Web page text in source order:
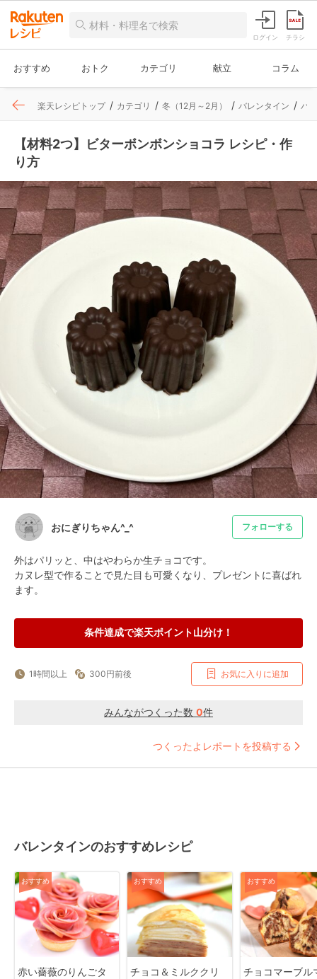
ログイン チラシ
おすすめ おトク カテゴリ 献立 コラム
楽天レシピトップ カテゴリ 冬（12月～2月） バレンタイン バ
【材料2つ】ビターボンボンショコラ レシピ・作
り方
おにぎりちゃん^_^ フォローする
外はパリッと、中はやわらか生チョコです。
カヌレ型で作ることで見た目も可愛くなり、プレゼントに喜ばれ
ます。
条件達成で楽天ポイント山分け！
1時間以上 300円前後 お気に入りに追加
みんながつくった数 0件
つくったよレポートを投稿する
バレンタインのおすすめレシピ
おすすめ
赤い薔薇のりんごタ
おすすめ
チョコ＆ミルククリ
おすすめ
チョコマーブル